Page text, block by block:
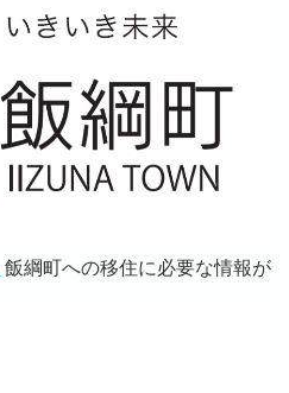
飯綱町への移住に必要な情報が